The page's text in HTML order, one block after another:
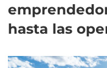
hasta las